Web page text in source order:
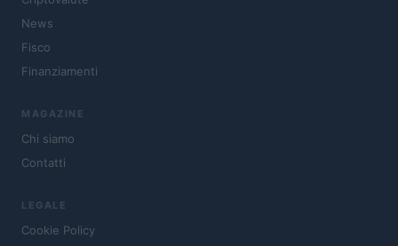
News
Fisco
Finanziamenti
MAGAZINE
Chi siamo
Contatti
LEGALE
Cookie Policy